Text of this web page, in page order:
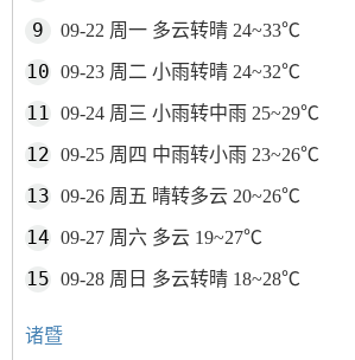
09-22 周一 多云转晴 24~33℃
09-23 周二 小雨转晴 24~32℃
09-24 周三 小雨转中雨 25~29℃
09-25 周四 中雨转小雨 23~26℃
09-26 周五 晴转多云 20~26℃
09-27 周六 多云 19~27℃
09-28 周日 多云转晴 18~28℃
诸暨